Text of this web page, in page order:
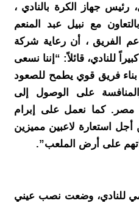
جهاز الكرة بالنادي ،
مع نبيل عبد المنعم
الفريق ، أن رعاية شركة
للنادي، قائلاً: “إننا نسعى
فريق قوي يطمح للصعود
على الوصول إلى
مصر. كما نعمل على إبرام
استعارة لاعبين مميزين
على أرض الملعب”.
للنادي، وضعت نصب عيني